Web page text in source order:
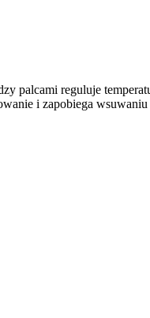
palcami reguluje
i zapobiega